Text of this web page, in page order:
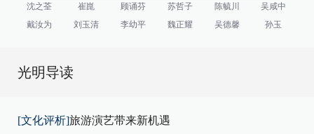
沈之荃 崔崑 顾诵芬 苏哲子 陈毓川
吴咸中
戴汝为
刘玉清 李幼平 魏正耀 吴德馨 孙玉
光明导读
[文化评析]旅游演艺带来新机遇